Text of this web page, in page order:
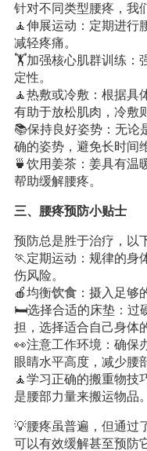
针对不同类型腰疼，我
🧘伸展运动：定期进行
减轻疼痛。
🏋️加强核心肌群训练：
定性。
🧘热敷或冷敷：根据具
有助于放松肌肉，冷敷
📚保持良好姿势：无论
确的姿势，避免长时间
🍵饮用姜茶：姜具有温
帮助缓解腰疼。
三、腰疼预防小贴士
预防总是胜于治疗，以
🏃定期运动：规律的身
伤风险。
🍎均衡饮食：摄入足够
🛏选择合适的床垫：过
担，选择适合自己身体
👀注意工作环境：确保
眼睛水平高度，减少腰
🧘学习正确的搬重物技
是腰部力量来搬运物品。
💡腰疼虽普遍，但通过
可以有效缓解甚至预防